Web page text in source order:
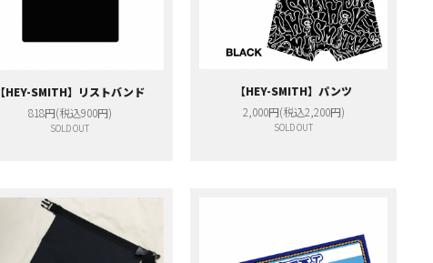
【HEY-SMITH】リストバンド
818円(税込900円)
SOLD OUT
【HEY-SMITH】パンツ
2,000円(税込2,200円)
SOLD OUT